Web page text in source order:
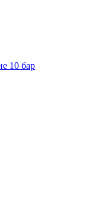
10 бар